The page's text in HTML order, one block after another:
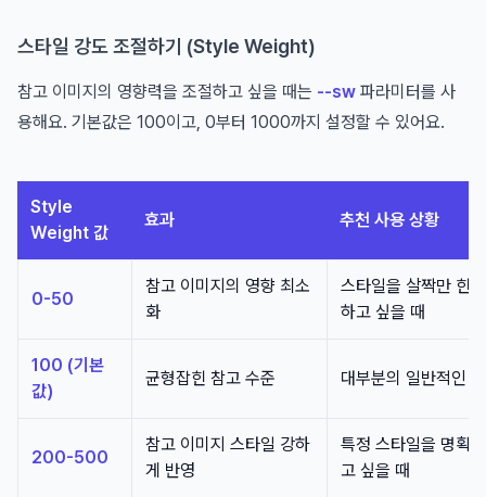
스타일 강도 조절하기 (Style Weight)
참고 이미지의 영향력을 조절하고 싶을 때는 --sw 파라미터를 사
용해요. 기본값은 100이고, 0부터 1000까지 설정할 수 있어요.
Style
Weight 값
효과 추천 사용 상황
0-50
참고 이미지의 영향 최소
화
스타일을 살짝만 힌
하고 싶을 때
100 (기본
값)
균형잡힌 참고 수준 대부분의 일반적인
200-500
참고 이미지 스타일 강하
게 반영
특정 스타일을 명확
고 싶을 때